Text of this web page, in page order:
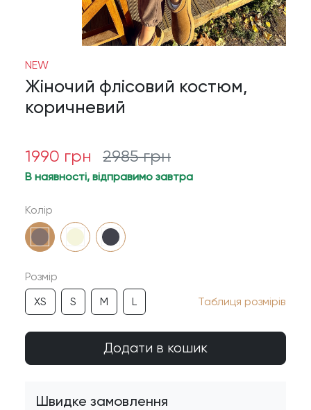
NEW
Жіночий флісовий костюм,
коричневий
1990 грн 2985грн
В наявності, відправимо завтра
Колір
Розмір
XS
S M L Таблиця розмірів
Додати в кошик
Швидке замовлення